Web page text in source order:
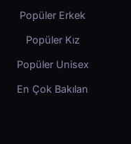
Popüler Erkek
Popüler Kız
Popüler Unisex
En Çok Bakılan